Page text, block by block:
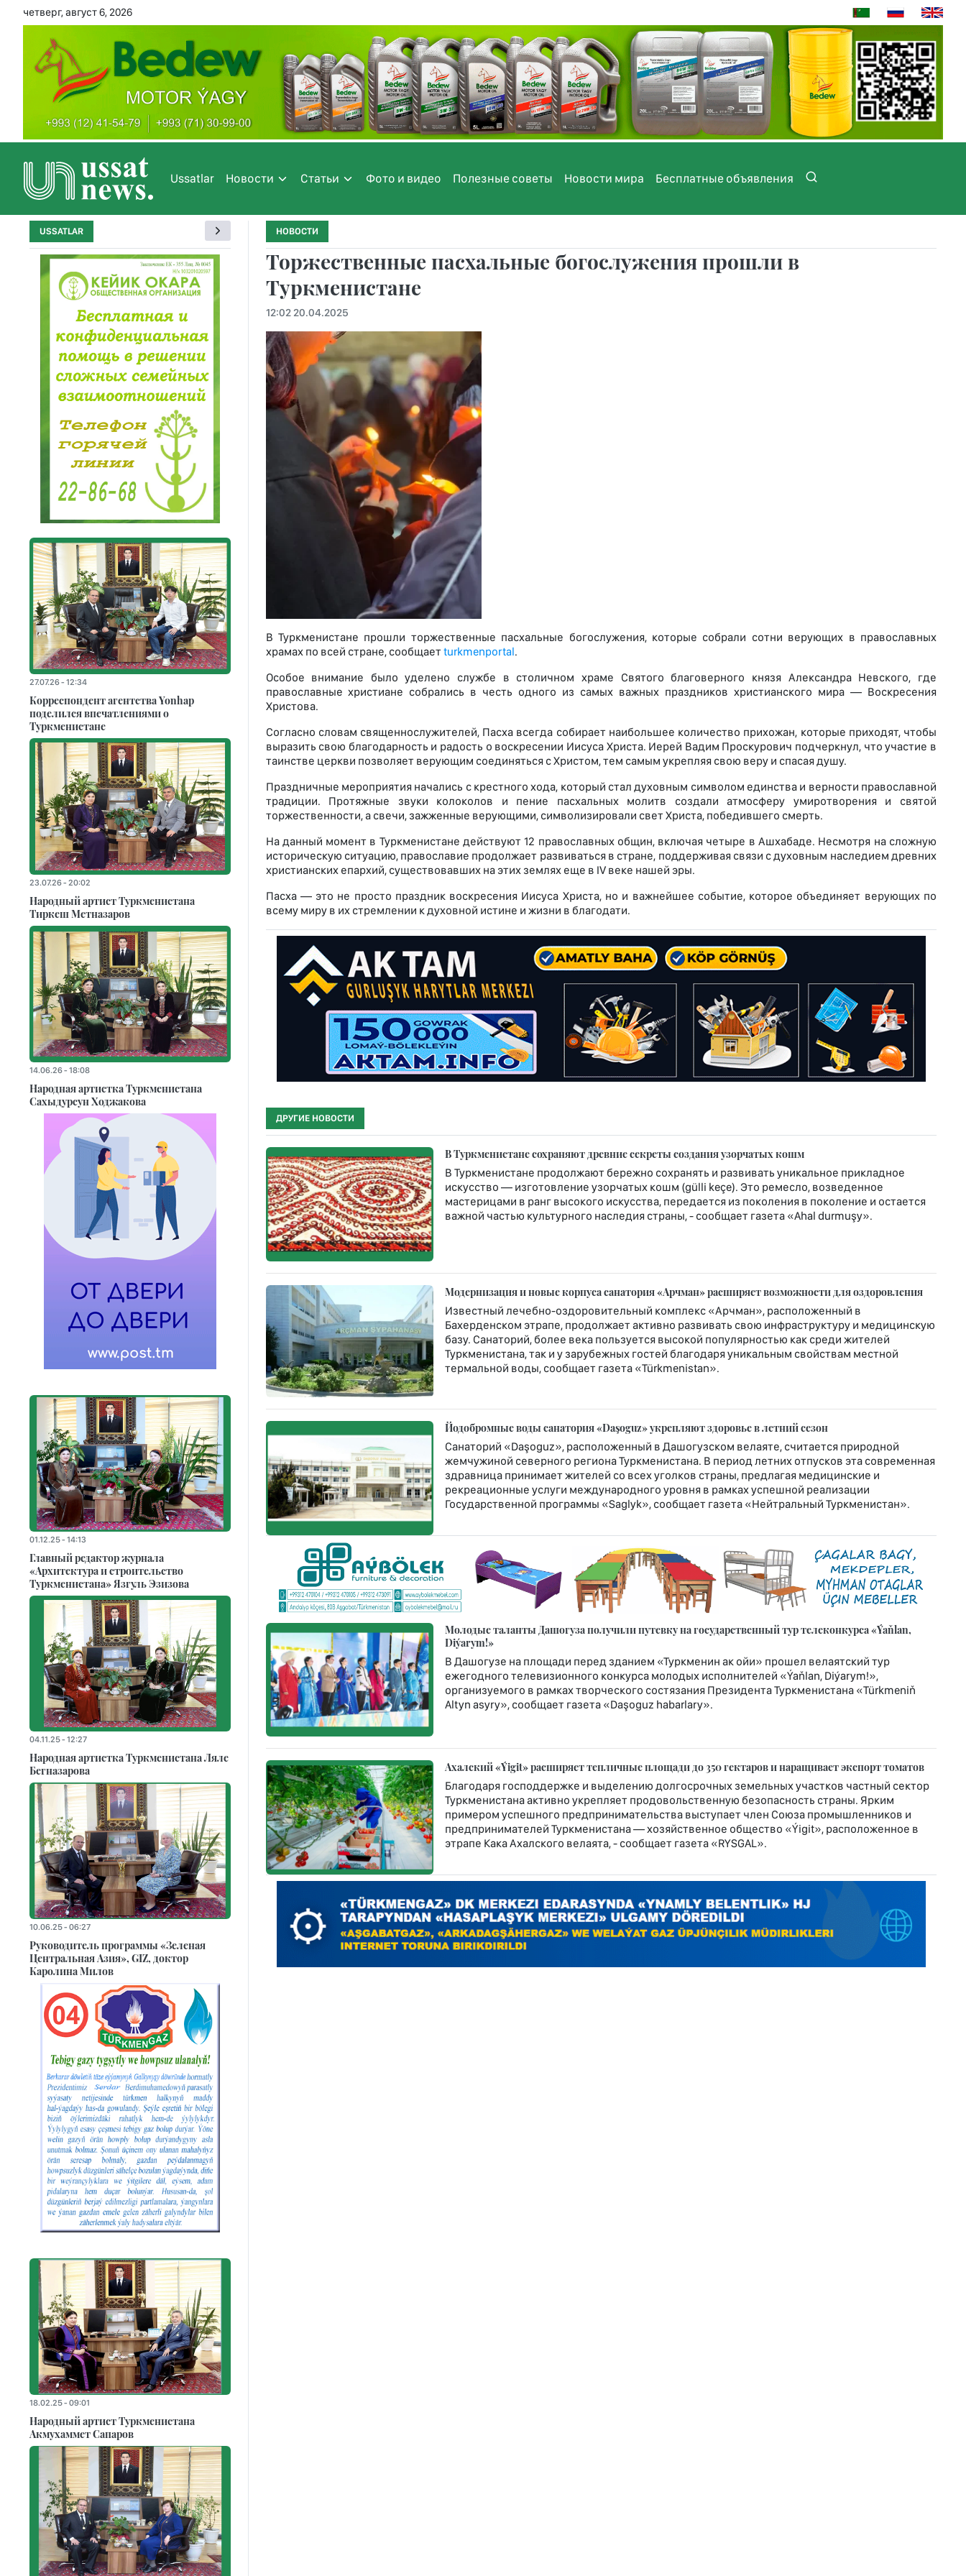
четверг, август 6, 2026
Ussatlar Новости Статьи Фото и видео Полезные советы Новости мира Бесплатные объявления
НОВОСТИ
Торжественные пасхальные богослужения прошли в
Туркменистане
12:02 20.04.2025
В Туркменистане прошли торжественные пасхальные богослужения, которые собрали сотни верующих в православных
храмах по всей стране, сообщаетturkmenportal.
Особое внимание было уделено службе в столичном храме Святого благоверного князя Александра Невского, где
православные христиане собрались в честь одного из самых важных праздников христианского мира — Воскресения
Христова.
Согласно словам священнослужителей, Пасха всегда собирает наибольшее количество прихожан, которые приходят, чтобы
выразить свою благодарность и радость о воскресении Иисуса Христа. Иерей Вадим Проскурович подчеркнул, что участие в
таинстве церкви позволяет верующим соединяться с Христом, тем самым укрепляя свою веру и спасая душу.
Праздничные мероприятия начались с крестного хода, который стал духовным символом единства и верности православной
традиции. Протяжные звуки колоколов и пение пасхальных молитв создали атмосферу умиротворения и святой
торжественности, а свечи, зажженные верующими, символизировали свет Христа, победившего смерть.
На данный момент в Туркменистане действуют 12 православных общин, включая четыре в Ашхабаде. Несмотря на сложную
историческую ситуацию, православие продолжает развиваться в стране, поддерживая связи с духовным наследием древних
христианских епархий, существовавших на этих землях еще в IV веке нашей эры.
Пасха — это не просто праздник воскресения Иисуса Христа, но и важнейшее событие, которое объединяет верующих по
всему миру в их стремлении к духовной истине и жизни в благодати.
ДРУГИЕ НОВОСТИ
В Туркменистане сохраняют древние секреты создания узорчатых кошм
В Туркменистане продолжают бережно сохранять и развивать уникальное прикладное
искусство — изготовление узорчатых кошм (gülli keçe). Это ремесло, возведенное
мастерицами в ранг высокого искусства, передается из поколения в поколение и остается
важной частью культурного наследия страны, - сообщает газета «Ahal durmuşy».
Модернизация и новые корпуса санатория «Арчман» расширяет возможности для оздоровления
Известный лечебно-оздоровительный комплекс «Арчман», расположенный в
Бахерденском этрапе, продолжает активно развивать свою инфраструктуру и медицинскую
базу. Санаторий, более века пользуется высокой популярностью как среди жителей
Туркменистана, так и у зарубежных гостей благодаря уникальным свойствам местной
термальной воды, сообщает газета «Türkmenistan».
Йодобромные воды санатория «Daşoguz» укрепляют здоровье в летний сезон
Санаторий «Daşoguz», расположенный в Дашогузском велаяте, считается природной
жемчужиной северного региона Туркменистана. В период летних отпусков эта современная
здравница принимает жителей со всех уголков страны, предлагая медицинские и
рекреационные услуги международного уровня в рамках успешной реализации
Государственной программы «Saglyk», сообщает газета «Нейтральный Туркменистан».
Молодые таланты Дашогуза получили путевку на государственный тур телеконкурса «Ýaňlan,
Diýarym!»
В Дашогузе на площади перед зданием «Туркменин ак ойи» прошел велаятский тур
ежегодного телевизионного конкурса молодых исполнителей «Ýaňlan, Diýarym!»,
организуемого в рамках творческого состязания Президента Туркменистана «Türkmeniň
Altyn asyry», сообщает газета «Daşoguz habarlary».
Ахалский «Ýigit» расширяет тепличные площади до 350 гектаров и наращивает экспорт томатов
Благодаря господдержке и выделению долгосрочных земельных участков частный сектор
Туркменистана активно укрепляет продовольственную безопасность страны. Ярким
примером успешного предпринимательства выступает член Союза промышленников и
предпринимателей Туркменистана — хозяйственное общество «Ýigit», расположенное в
этрапе Кака Ахалского велаята, - сообщает газета «RYSGAL».
USSATLAR
27.07.26 - 12:34
Корреспондент агентства Yonhap
поделился впечатлениями о
Туркменистане
23.07.26 - 20:02
Народный артист Туркменистана
Тиркеш Мeтназаров
14.06.26 - 18:08
Народная артистка Туркменистана
Сахыдурсун Ходжакова
01.12.25 - 14:13
Главный редактор журнала
«Архитектура и строительство
Туркменистана» Язгуль Эзизова
04.11.25 - 12:27
Народная артистка Туркменистана Ляле
Бегназарова
10.06.25 - 06:27
Руководитель программы «Зеленая
Центральная Азия», GIZ, доктор
Каролина Милов
18.02.25 - 09:01
Народный артист Туркменистана
Акмухаммет Сапаров